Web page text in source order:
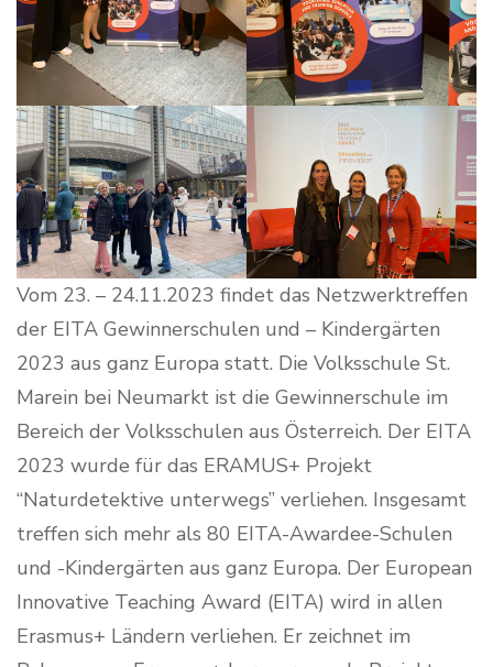
Vom 23. – 24.11.2023 findet das Netzwerktreffen
der EITA Gewinnerschulen und – Kindergärten
2023 aus ganz Europa statt. Die Volksschule St.
Marein bei Neumarkt ist die Gewinnerschule im
Bereich der Volksschulen aus Österreich. Der EITA
2023 wurde für das ERAMUS+ Projekt
“Naturdetektive unterwegs” verliehen. Insgesamt
treffen sich mehr als 80 EITA-Awardee-Schulen
und -Kindergärten aus ganz Europa. Der European
Innovative Teaching Award (EITA) wird in allen
Erasmus+ Ländern verliehen. Er zeichnet im